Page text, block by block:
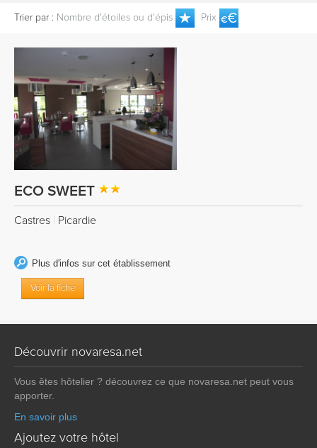
Trier par : Nombre d'étoiles ou d'épis Prix
ECO SWEET
Castres Picardie
Plus d'infos sur cet établissement
Voir la fiche
Découvrir novaresa.net
Vous êtes hôtelier ? découvrez ce que novaresa.net peut vous
apporter.
En savoir plus
Ajoutez votre hôtel